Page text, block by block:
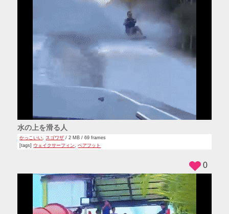
水の上を滑る人
かっこいい, スゴワザ / 2 MB / 69 frames
[tags] ウェイクサーフィン ,ベアフット
0